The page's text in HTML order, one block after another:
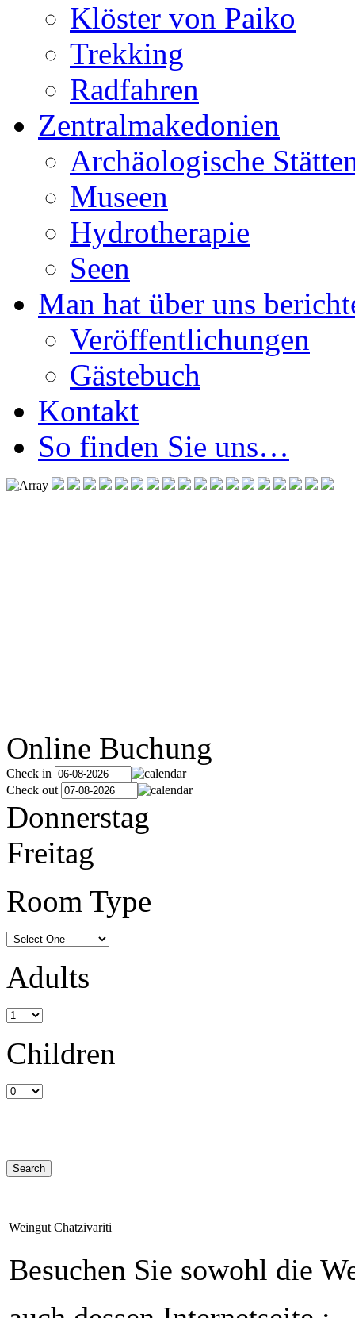
Klöster von Paiko
Trekking
Radfahren
Zentralmakedonien
Archäologische
Museen
Hydrotherapie
Seen
Man hat über uns
Veröffentlichungen
Gästebuch
Kontakt
So finden Sie uns…
Online Buchung
Check in
Check out
Donnerstag
Freitag
Room Type
Adults
Children
Weingut Chatzivariti
Besuchen Sie sowohl die